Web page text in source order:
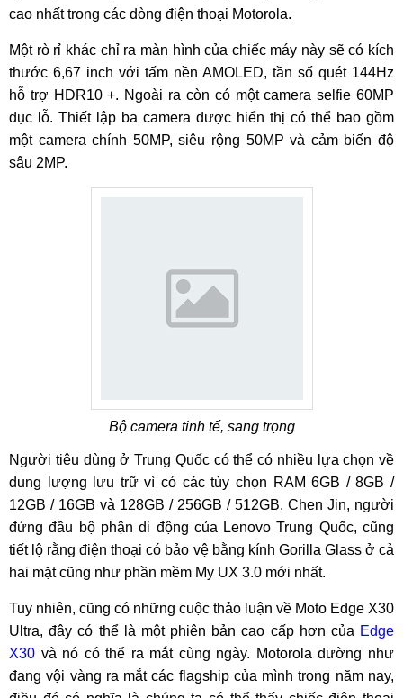
cao nhất trong các dòng điện thoại Motorola.
Một rò rỉ khác chỉ ra màn hình của chiếc máy này sẽ có kích
thước 6,67 inch với tấm nền AMOLED, tần số quét 144Hz
hỗ trợ HDR10 +. Ngoài ra còn có một camera selfie 60MP
đục lỗ. Thiết lập ba camera được hiển thị có thể bao gồm
một camera chính 50MP, siêu rộng 50MP và cảm biến độ
sâu 2MP.
Bộ camera tinh tế, sang trọng
Người tiêu dùng ở Trung Quốc có thể có nhiều lựa chọn về
dung lượng lưu trữ vì có các tùy chọn RAM 6GB / 8GB /
12GB / 16GB và 128GB / 256GB / 512GB. Chen Jin, người
đứng đầu bộ phận di động của Lenovo Trung Quốc, cũng
tiết lộ rằng điện thoại có bảo vệ bằng kính Gorilla Glass ở cả
hai mặt cũng như phần mềm My UX 3.0 mới nhất.
Tuy nhiên, cũng có những cuộc thảo luận về Moto Edge X30
Ultra, đây có thể là một phiên bản cao cấp hơn của Edge
X30 và nó có thể ra mắt cùng ngày. Motorola dường như
đang vội vàng ra mắt các flagship của mình trong năm nay,